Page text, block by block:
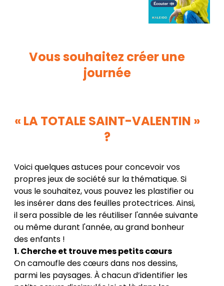
Vous souhaitez créer une
journée
« LA TOTALE SAINT-VALENTIN »
?
Voici quelques astuces pour concevoir vos
propres jeux de société sur la thématique. Si
vous le souhaitez, vous pouvez les plastifier ou
les insérer dans des feuilles protectrices. Ainsi,
il sera possible de les réutiliser l'année suivante
ou même durant l'année, au grand bonheur
des enfants !
1. Cherche et trouve mes petits cœurs
On camoufle des cœurs dans nos dessins,
parmi les paysages. À chacun d’identifier les